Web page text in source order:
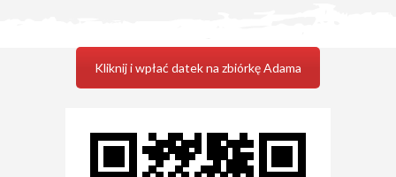
Kliknij i wpłać datek na zbiórkę Adama